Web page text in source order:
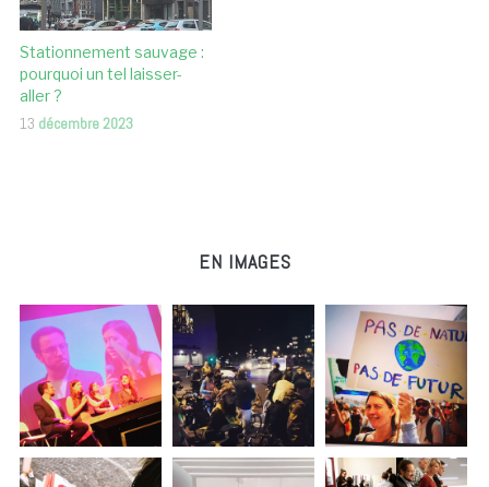
Stationnement sauvage :
pourquoi un tel laisser-
aller ?
13 décembre 2023
EN IMAGES